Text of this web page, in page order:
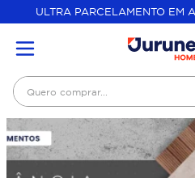
ULTRA PARCELAMENTO EM
Quero comprar...